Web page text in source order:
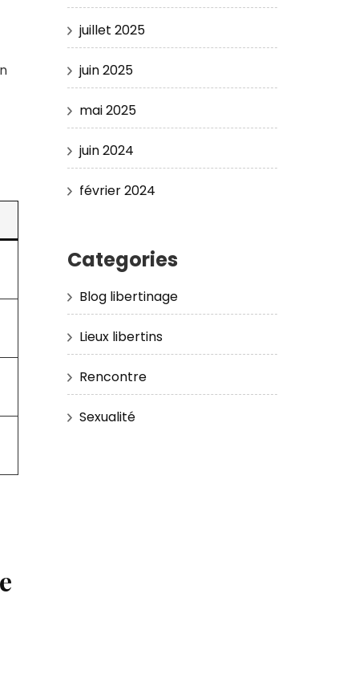
juillet 2025
juin 2025
mai 2025
juin 2024
février 2024
Categories
Blog libertinage
Lieux libertins
Rencontre
Sexualité